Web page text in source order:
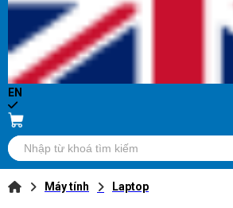
EN
Máy tính Laptop